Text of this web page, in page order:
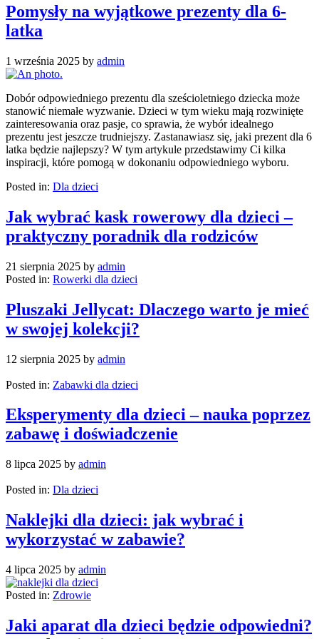
Pomysły na wyjątkowe prezenty dla 6-
latka
1 września 2025 by admin
Dobór odpowiedniego prezentu dla sześcioletniego dziecka może
stanowić niemałe wyzwanie. Dzieci w tym wieku mają rozwinięte
zainteresowania oraz pasje, co sprawia, że wybór idealnego
prezentu jest jeszcze trudniejszy. Zastanawiasz się, jaki prezent dla 6
latka będzie najlepszy? W tym artykule przedstawimy Ci kilka
inspiracji, które pomogą w dokonaniu odpowiedniego wyboru.
Posted in: Dla dzieci
Jak wybrać kask rowerowy dla dzieci –
praktyczny poradnik dla rodziców
21 sierpnia 2025 by admin
Posted in: Rowerki dla dzieci
Pluszaki Jellycat: Dlaczego warto je mieć
w swojej kolekcji?
12 sierpnia 2025 by admin
Posted in: Zabawki dla dzieci
Eksperymenty dla dzieci – nauka poprzez
zabawę i doświadczenie
8 lipca 2025 by admin
Posted in: Dla dzieci
Naklejki dla dzieci: jak wybrać i
wykorzystać w zabawie?
4 lipca 2025 by admin
Posted in: Zdrowie
Jaki aparat dla dzieci będzie odpowiedni?